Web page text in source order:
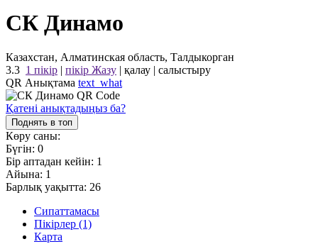
СК Динамо
Казахстан, Алматинская область, Талдыкорган
3.3 1 пікір | пікір Жазу | қалау | салыстыру
QR Анықтама text_what
Қатені анықтадыңыз ба?
Поднять в топ
Көру саны:
Бүгін: 0
Бір аптадан кейін: 1
Айына: 1
Барлық уақытта: 26
Сипаттамасы
Пікірлер (1)
Карта